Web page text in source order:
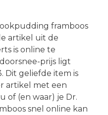
framboos
artikel uit de
is online te
prijs ligt
Dit geliefde item is
artikel met een
of (en waar) je Dr.
snel online kan